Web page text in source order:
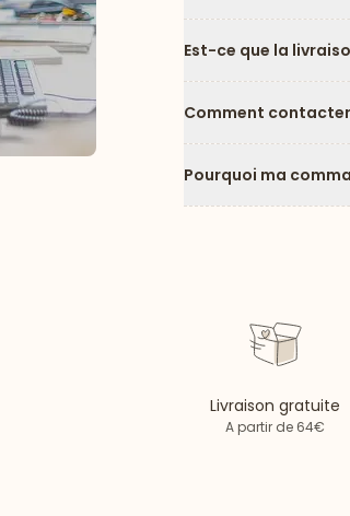
Est-ce que la
Comment
Pourquoi ma
Livraison gratuite
A partir de 64€